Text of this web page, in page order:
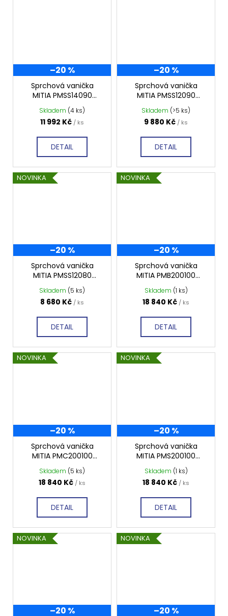
–20 %
Sprchová vanička
MITIA PMSS14090
1400x900 mm, šedá
světlá profilovaná
Skladem (4 ks)
11 992 Kč / ks
DETAIL
–20 %
Sprchová vanička
MITIA PMSS12090
1200x900 mm, šedá
světlá profilovaná
Skladem (>5 ks)
9 880 Kč / ks
DETAIL
NOVINKA
–20 %
Sprchová vanička
MITIA PMSS12080
1200x800 mm, šedá
světlá profilovaná
Skladem (5 ks)
8 680 Kč / ks
DETAIL
NOVINKA
–20 %
Sprchová vanička
MITIA PMB200100
2000x1000 mm, bílá
profilovaná
Skladem (1 ks)
18 840 Kč / ks
DETAIL
NOVINKA
–20 %
Sprchová vanička
MITIA PMC200100
2000x1000 mm, černá
profilovaná
Skladem (5 ks)
18 840 Kč / ks
DETAIL
NOVINKA
–20 %
Sprchová vanička
MITIA PMS200100
2000x1000 mm, šedá
profilovaná
Skladem (1 ks)
18 840 Kč / ks
DETAIL
NOVINKA
–20 %
NOVINKA
–20 %